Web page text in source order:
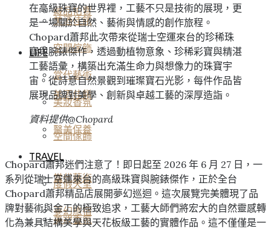
藏品拍賣
LIFE
美酒佳餚
空間傢飾
當代藝術
美妝香氛
美酒佳餚
空間傢飾
當代藝術
美妝香氛
醫美保養
TRAVEL
度假天堂
夢幻旅宿
在高級珠寶的世界裡，工藝不只是技術的展現，更
是一場關於自然、藝術與情感的創作旅程。
Chopard蕭邦此次帶來從瑞士空運來台的珍稀珠
寶與腕錶傑作，透過動植物意象、珍稀彩寶與精湛
工藝語彙，構築出充滿生命力與想像力的珠寶宇
宙。從詩意自然景觀到璀璨寶石光影，每件作品皆
展現品牌對美學、創新與卓越工藝的深厚造詣。
資料提供@Chopard
Chopard蕭邦迷們注意了！即日起至 2026 年 6 月 27 日，一
系列從瑞士空運來台的高級珠寶與腕錶傑作，正於全台
Chopard蕭邦精品店展開夢幻巡迴。這次展覽完美體現了品
牌對藝術與金工的極致追求，工藝大師們將宏大的自然靈感轉
化為兼具結構美學與天花板級工藝的實體作品。這不僅僅是一